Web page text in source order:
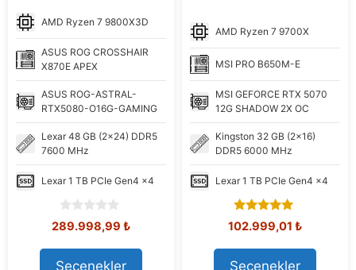
AMD Ryzen 7 9800X3D
ASUS ROG CROSSHAIR
X870E APEX
ASUS ROG-ASTRAL-
RTX5080-O16G-GAMING
Lexar 48 GB (2x24) DDR5
7600 MHz
Lexar 1 TB PCIe Gen4 x4
0
o
u
t
Orijinal
317.536,66 ₺.
289.998,99 ₺Şu
Seçenekler
AMD Ryzen 7 9700X
MSI PRO B650M-E
MSI GEFORCE RTX 5070
12G SHADOW 2X OC
Kingston 32 GB (2x16)
DDR5 6000 MHz
Lexar 1 TB PCIe Gen4 x4
5.00
out of 5
Orijinal
114.066,38 ₺.
102.999,01 ₺Şu
Seçenekler